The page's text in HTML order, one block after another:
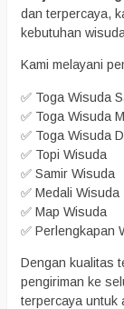
dan terpercaya,
kebutuhan
Kami melayani
✅ Toga Wisuda
✅ Toga Wisuda
✅ Toga Wisuda
✅ Topi Wisuda
✅ Samir Wisuda
✅ Medali Wisuda
✅ Map Wisuda
✅ Perlengkapan
Dengan kualitas
pengiriman ke
terpercaya untuk